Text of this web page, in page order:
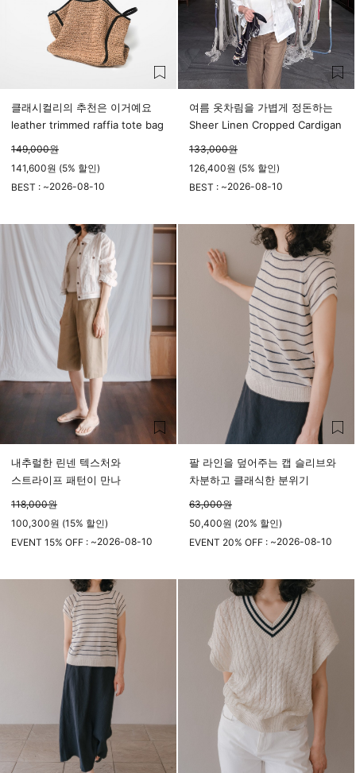
클래시컬리의 추천은 이거예요
leather trimmed raffia tote bag
149,000원
141,600원 (5% 할인)
BEST : ~2026-08-10
여름 옷차림을 가볍게 정돈하는
Sheer Linen Cropped Cardigan
133,000원
126,400원 (5% 할인)
BEST : ~2026-08-10
내추럴한 린넨 텍스처와
스트라이프 패턴이 만나
118,000원
100,300원 (15% 할인)
EVENT 15% OFF : ~2026-08-10
팔 라인을 덮어주는 캡 슬리브와
차분하고 클래식한 분위기
63,000원
50,400원 (20% 할인)
EVENT 20% OFF : ~2026-08-10